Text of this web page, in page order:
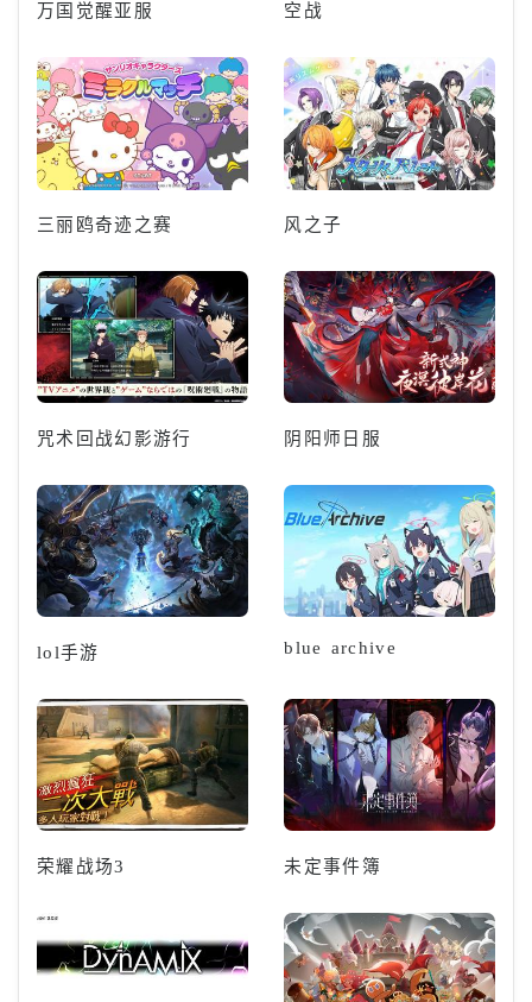
万国觉醒亚服 空战
三丽鸥奇迹之赛 风之子
咒术回战幻影游行 阴阳师日服
lol手游 blue archive
荣耀战场3 未定事件簿